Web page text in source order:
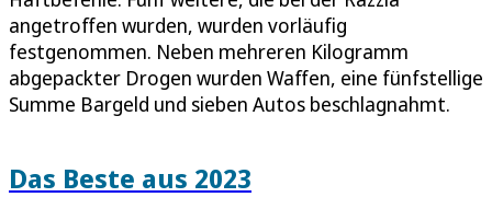
angetroffen wurden, wurden vorläufig
festgenommen. Neben mehreren Kilogramm
abgepackter Drogen wurden Waffen, eine fünfstellige
Summe Bargeld und sieben Autos beschlagnahmt.
Das Beste aus 2023